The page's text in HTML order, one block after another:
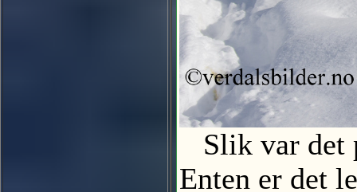
Slik var det
Enten er det